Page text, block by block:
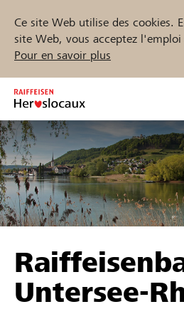
Ce site Web utilise des cookies.
site Web, vous acceptez l'emploi
Pour en savoir plus
Inhalt
springen
Parrainer
Soutien & assistance
Trouvez des projets et des
Démarrez
Untersee-